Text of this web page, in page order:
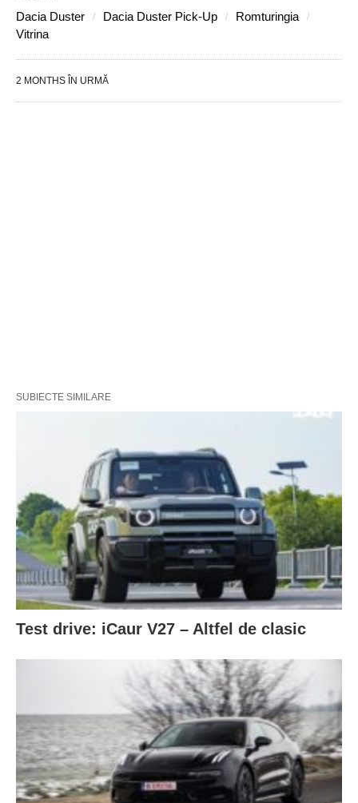
Dacia Duster Dacia Duster Pick-Up
Romturingia
Vitrina
2 MONTHS ÎN URMĂ
SUBIECTE SIMILARE
Test drive: iCaur V27 – Altfel de clasic